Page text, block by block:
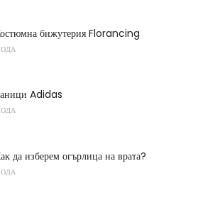
бижутерия Florancing
Adidas
да изберем огърлица на врата?